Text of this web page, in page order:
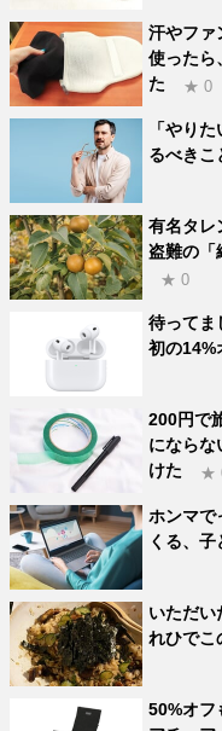
汗やファ
使ったら
た
★ 0
「やり
るべきこ
有名タレ
盗難の「
★ 0
待って
初の14%
200円で
にならな
けた
★
ホンマで
くる、
いただい
れひでこ
50%オフ